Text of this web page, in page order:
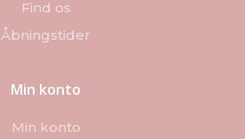
Find os
Åbningstider
Min konto
Min konto